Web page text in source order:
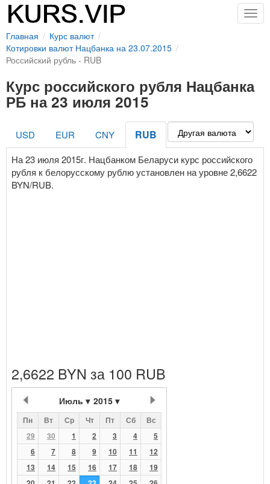
Главная
Курс валют
Котировки валют Нацбанка на 23.07.2015
Российский рубль - RUB
Курс российского рубля Нацбанка
РБ на 23 июля 2015
USD EUR CNY RUB
На 23 июля 2015г. Нацбанком Беларуси курс российского
рубля к белорусскому рублю установлен на уровне 2,6622
BYN/RUB.
2,6622 BYN за 100 RUB
Июль 2015
Пн Вт Ср Чт Пт Сб
Вс
29
30 1 2 3 4
5
6
7 8 9 10 11
12
13
14 15 16 17 18
19